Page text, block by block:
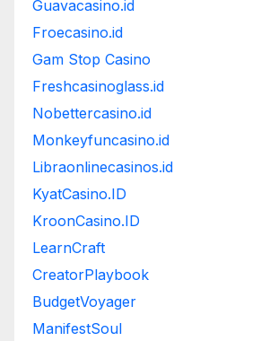
Guavacasino.id
Froecasino.id
Gam Stop Casino
Freshcasinoglass.id
Nobettercasino.id
Monkeyfuncasino.id
Libraonlinecasinos.id
KyatCasino.ID
KroonCasino.ID
LearnCraft
CreatorPlaybook
BudgetVoyager
ManifestSoul